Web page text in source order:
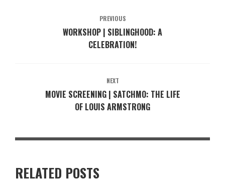
PREVIOUS
WORKSHOP | SIBLINGHOOD: A
CELEBRATION!
NEXT
MOVIE SCREENING | SATCHMO: THE LIFE
OF LOUIS ARMSTRONG
RELATED POSTS